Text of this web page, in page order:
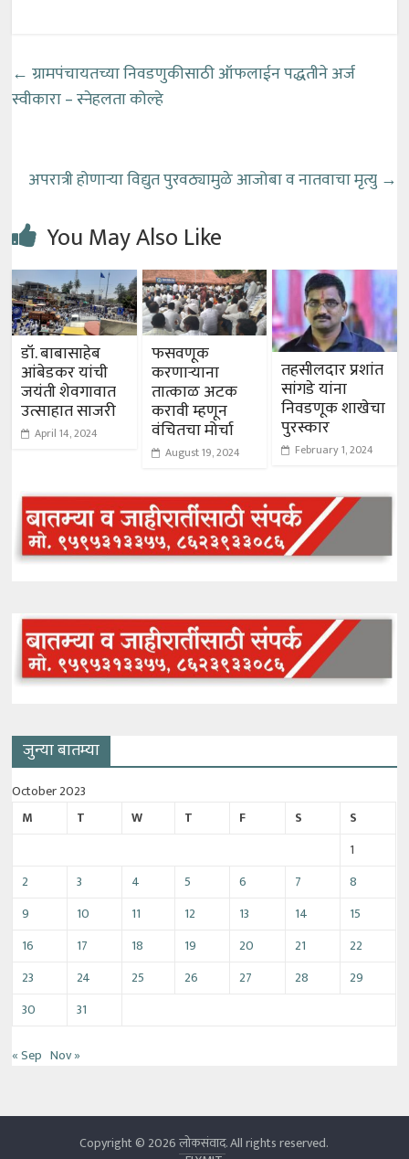
← ग्रामपंचायतच्या निवडणुकीसाठी ऑफलाईन पद्धतीने अर्ज
स्वीकारा – स्नेहलता कोल्हे
अपरात्री होणाऱ्या विद्युत पुरवठ्यामुळे आजोबा व नातवाचा मृत्यु →
You May Also Like
डॉ. बाबासाहेब
आंबेडकर यांची
जयंती शेवगावात
उत्साहात साजरी
April 14, 2024
फसवणूक
करणाऱ्याना
तात्काळ अटक
करावी म्हणून
वंचितचा मोर्चा
August 19, 2024
तहसीलदार प्रशांत
सांगडे यांना
निवडणूक शाखेचा
पुरस्कार
February 1, 2024
जुन्या बातम्या
October 2023
M
T W T F S
S
1
2
3 4 5 6 7
8
9
10 11 12 13 14
15
16
17 18 19 20 21
22
23
24 25 26 27 28
29
30
31
« Sep Nov »
Copyright © 2026लोकसंवाद. All rights reserved.